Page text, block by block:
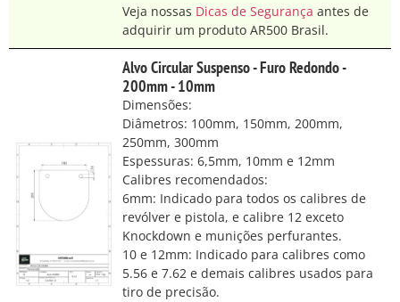
Veja nossas Dicas de Segurança antes de
adquirir um produto AR500 Brasil.
Alvo Circular Suspenso - Furo Redondo -
200mm - 10mm
Dimensões:
Diâmetros: 100mm, 150mm, 200mm,
250mm, 300mm
Espessuras: 6,5mm, 10mm e 12mm
Calibres recomendados:
6mm: Indicado para todos os calibres de
revólver e pistola, e calibre 12 exceto
Knockdown e munições perfurantes.
10 e 12mm: Indicado para calibres como
5.56 e 7.62 e demais calibres usados para
tiro de precisão.